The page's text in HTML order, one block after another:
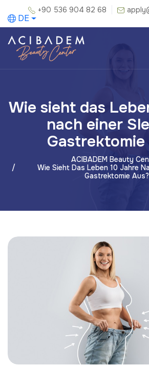
+90 536 904 82 68
DE
Wie sieht das
nach einer
Gastrektomie
ACIBADEM Beauty
Wie Sieht Das Leben 10 Jahre
Gastrektomie Aus?